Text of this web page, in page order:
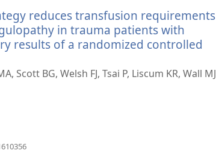
reduces transfusion requirements
in trauma patients with
results of a randomized controlled
BG, Welsh FJ, Tsai P, Liscum KR, Wall MJ